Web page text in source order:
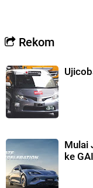
Rekom
Mulai
ke